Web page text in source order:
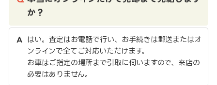
か？
はい。査定はお電話で行い、お手続きは郵送またはオ
ンラインで全てご対応いただけます。
お車はご指定の場所まで引取に伺いますので、来店の
必要はありません。